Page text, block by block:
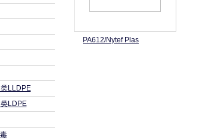
LLDPE
LDPE
PA612/Nytef Plas